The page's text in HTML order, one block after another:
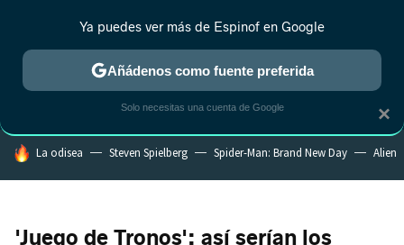
ESTRENOS REALITY ANIME RANKINGS CINE
HOY SE HABLA DE
La odisea Steven Spielberg Spider-Man: Brand New Day Alien
'Juego de Tronos': así serían los
×
Ya puedes ver más de Espinof en Google
Añádenos como fuente preferida
Solo necesitas una cuenta de Google